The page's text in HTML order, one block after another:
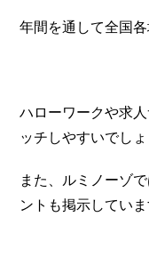
年間を通して全国
ハローワークや求
ッチしやすいでしょ
また、ルミノーゾ
ントも掲示していま